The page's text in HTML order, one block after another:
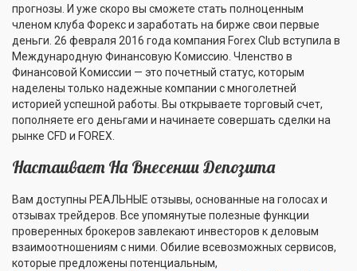
прогнозы. И уже скоро вы сможете стать полноценным
членом клуба Форекс и заработать на бирже свои первые
деньги. 26 февраля 2016 года компания Forex Club вступила в
Международную Финансовую Комиссию. Членство в
Финансовой Комиссии — это почетный статус, которым
наделены только надежные компании с многолетней
историей успешной работы. Вы открываете торговый счет,
пополняете его деньгами и начинаете совершать сделки на
рынке CFD и FOREX.
Настаивает На Внесении Депозита
Вам доступны РЕАЛЬНЫЕ отзывы, основанные на голосах и
отзывах трейдеров. Все упомянутые полезные функции
проверенных брокеров завлекают инвесторов к деловым
взаимоотношениям с ними. Обилие всевозможных сервисов,
которые предложены потенциальным,